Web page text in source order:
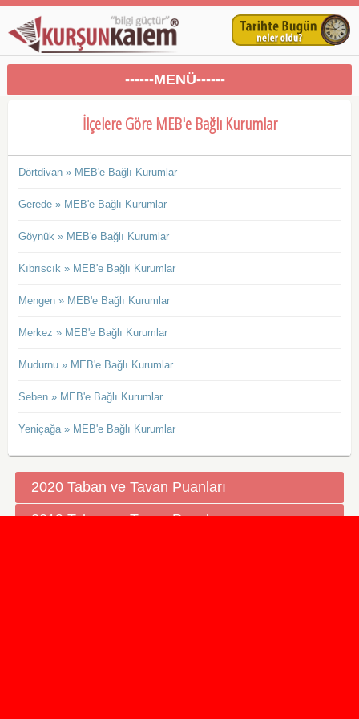
------MENÜ------
İlçelere Göre MEB'e Bağlı Kurumlar
Dörtdivan » MEB'e Bağlı Kurumlar
Gerede » MEB'e Bağlı Kurumlar
Göynük » MEB'e Bağlı Kurumlar
Kıbrıscık » MEB'e Bağlı Kurumlar
Mengen » MEB'e Bağlı Kurumlar
Merkez » MEB'e Bağlı Kurumlar
Mudurnu » MEB'e Bağlı Kurumlar
Seben » MEB'e Bağlı Kurumlar
Yeniçağa » MEB'e Bağlı Kurumlar
2020 Taban ve Tavan Puanları
2019 Taban ve Tavan Puanları